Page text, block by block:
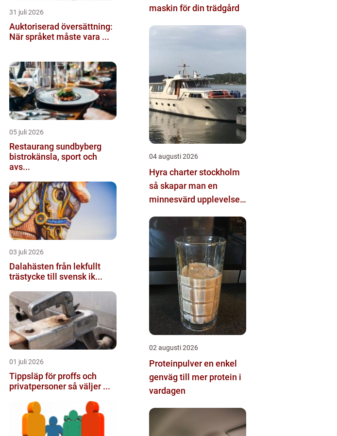
31 juli 2026
Auktoriserad översättning:
När språket måste vara ...
05 juli 2026
Restaurang sundbyberg
bistrokänsla, sport och
avs...
03 juli 2026
Dalahästen från lekfullt
trästycke till svensk ik...
01 juli 2026
Tippsläp för proffs och
privatpersoner så väljer ...
maskin för din trädgård
04 augusti 2026
Hyra charter stockholm
så skapar man en
minnesvärd upplevelse
02 augusti 2026
Proteinpulver en enkel
genväg till mer protein i
vardagen